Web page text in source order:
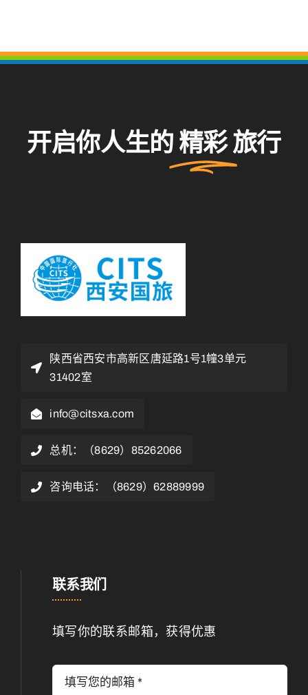
开启你人生的 精彩 旅行
陕西省西安市高新区唐延路1号1幢3单元
31402室
info@citsxa.com
总机：（8629）85262066
咨询电话：（8629）62889999
联系我们
填写你的联系邮箱，获得优惠